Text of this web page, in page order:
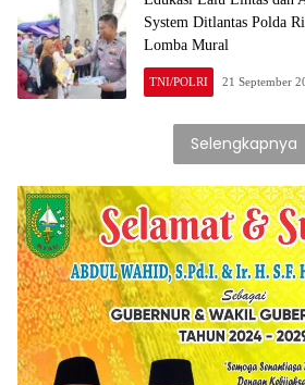
System Ditlantas Polda
Lomba Mural
TNI/POLRI 21 September
Selengkapnya